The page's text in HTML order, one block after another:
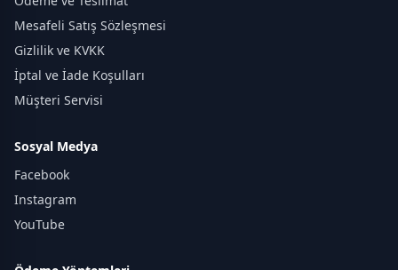
Mesafeli Satış Sözleşmesi
Gizlilik ve KVKK
İptal ve İade Koşulları
Müşteri Servisi
Sosyal Medya
Facebook
Instagram
YouTube